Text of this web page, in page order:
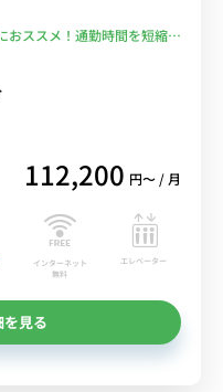
おススメ！通勤時間を短縮し
112,200 円〜 / 月
インターネット
無料
エレベーター
を見る